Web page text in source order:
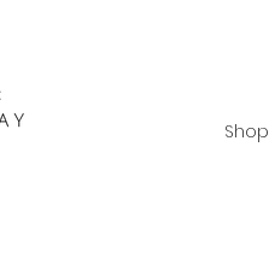
Shop